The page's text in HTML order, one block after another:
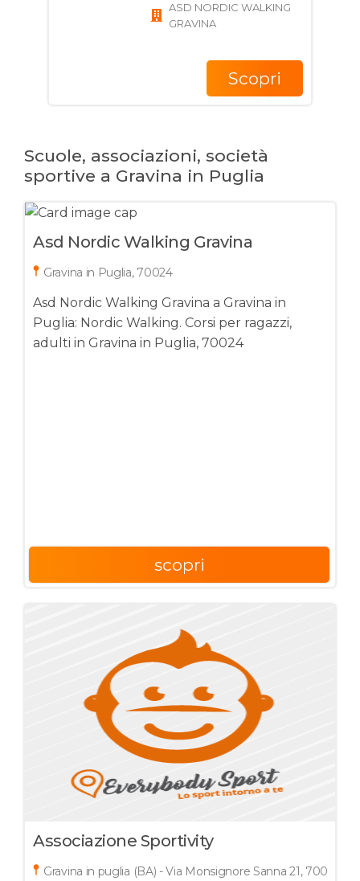
ASD NORDIC WALKING
GRAVINA
Scopri
Scuole, associazioni, società
sportive a Gravina in Puglia
Asd Nordic Walking Gravina
Gravina in Puglia, 70024
Asd Nordic Walking Gravina a Gravina in
Puglia: Nordic Walking. Corsi per ragazzi,
adulti in Gravina in Puglia, 70024
scopri
Associazione Sportivity
Gravina in puglia (BA) - Via Monsignore Sanna 21, 70024